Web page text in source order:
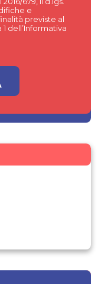
e
previste al
1 dell’Informativa